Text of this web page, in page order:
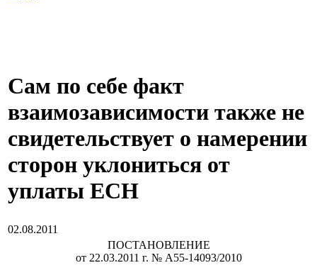
Сам по себе факт
взаимозависимости также не
свидетельствует о намерении
сторон уклониться от
уплаты ЕСН
02.08.2011
ПОСТАНОВЛЕНИЕ
от 22.03.2011 г. № А55-14093/2010